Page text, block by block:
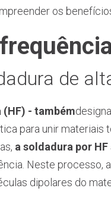
os
de
- também
para unir
a soldadura por HF
Neste processo,
dipolares do